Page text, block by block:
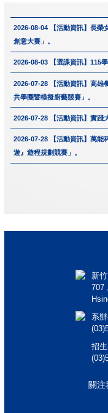
2026-08-04
【活動資訊】長
創意大賽」。
2026-08-03 【選課資訊】115
2026-07-28
【活動資訊】高
共學圈暨模擬廚藝競賽」。
2026-07-28 【活動資訊】實踐
2026-07-28
【活動資訊】萬
遊』遊程規劃競賽」。
新
707
系
招
關注